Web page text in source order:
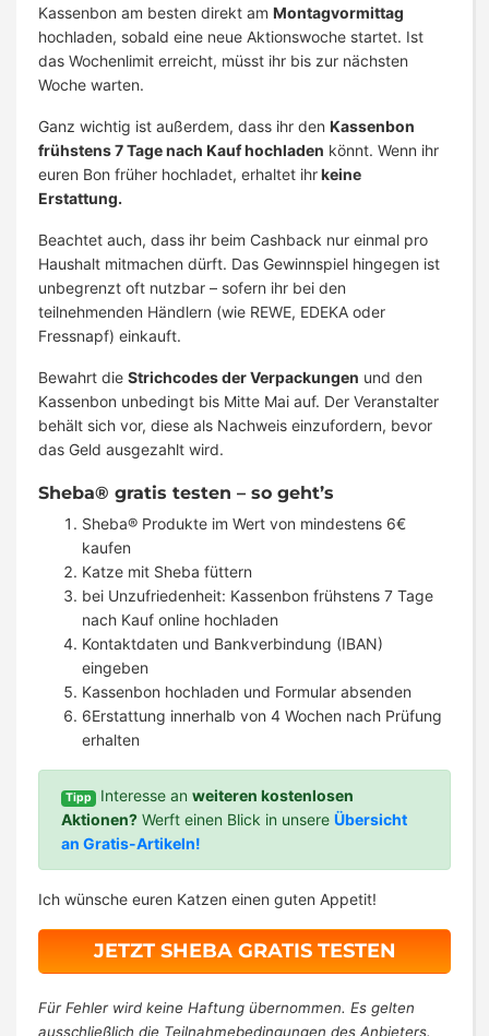
Kassenbon am besten direkt am Montagvormittag
hochladen, sobald eine neue Aktionswoche startet. Ist
das Wochenlimit erreicht, müsst ihr bis zur nächsten
Woche warten.
Ganz wichtig ist außerdem, dass ihr den Kassenbon
frühstens 7 Tage nach Kauf hochladen könnt. Wenn ihr
euren Bon früher hochladet, erhaltet ihrkeine
Erstattung.
Beachtet auch, dass ihr beim Cashback nur einmal pro
Haushalt mitmachen dürft. Das Gewinnspiel hingegen ist
unbegrenzt oft nutzbar – sofern ihr bei den
teilnehmenden Händlern (wie REWE, EDEKA oder
Fressnapf) einkauft.
Bewahrt die Strichcodes der Verpackungen und den
Kassenbon unbedingt bis Mitte Mai auf. Der Veranstalter
behält sich vor, diese als Nachweis einzufordern, bevor
das Geld ausgezahlt wird.
Sheba® gratis testen – so geht’s
Sheba® Produkte im Wert von mindestens 6€
kaufen
Katze mit Sheba füttern
bei Unzufriedenheit: Kassenbon frühstens 7 Tage
nach Kauf online hochladen
Kontaktdaten und Bankverbindung (IBAN)
eingeben
Kassenbon hochladen und Formular absenden
6Erstattung innerhalb von 4 Wochen nach Prüfung
erhalten
Tipp Interesse anweiteren kostenlosen
Aktionen? Werft einen Blick in unsere Übersicht
an Gratis-Artikeln!
Ich wünsche euren Katzen einen guten Appetit!
JETZT SHEBA GRATIS TESTEN
Für Fehler wird keine Haftung übernommen. Es gelten
ausschließlich die Teilnahmebedingungen des Anbieters.